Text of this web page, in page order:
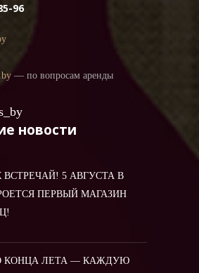
96
— по вопросам аренды
новости
5 АВГУСТА В
ПЕРВЫЙ МАГАЗИН
КОНЦА ЛЕТА — КАЖДУЮ